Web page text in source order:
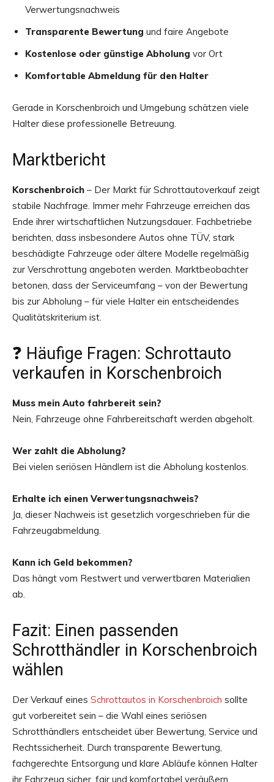
Verwertungsnachweis
Transparente Bewertung und faire Angebote
Kostenlose oder günstige Abholung vor Ort
Komfortable Abmeldung für den Halter
Gerade in Korschenbroich und Umgebung schätzen viele
Halter diese professionelle Betreuung.
Marktbericht
Korschenbroich – Der Markt für Schrottautoverkauf zeigt
stabile Nachfrage. Immer mehr Fahrzeuge erreichen das
Ende ihrer wirtschaftlichen Nutzungsdauer. Fachbetriebe
berichten, dass insbesondere Autos ohne TÜV, stark
beschädigte Fahrzeuge oder ältere Modelle regelmäßig
zur Verschrottung angeboten werden. Marktbeobachter
betonen, dass der Serviceumfang – von der Bewertung
bis zur Abholung – für viele Halter ein entscheidendes
Qualitätskriterium ist.
❓ Häufige Fragen: Schrottauto
verkaufen in Korschenbroich
Muss mein Auto fahrbereit sein?
Nein, Fahrzeuge ohne Fahrbereitschaft werden abgeholt.
Wer zahlt die Abholung?
Bei vielen seriösen Händlern ist die Abholung kostenlos.
Erhalte ich einen Verwertungsnachweis?
Ja, dieser Nachweis ist gesetzlich vorgeschrieben für die
Fahrzeugabmeldung.
Kann ich Geld bekommen?
Das hängt vom Restwert und verwertbaren Materialien
ab.
Fazit: Einen passenden
Schrotthändler in Korschenbroich
wählen
Der Verkauf eines Schrottautos in Korschenbroich sollte
gut vorbereitet sein – die Wahl eines seriösen
Schrotthändlers entscheidet über Bewertung, Service und
Rechtssicherheit. Durch transparente Bewertung,
fachgerechte Entsorgung und klare Abläufe können Halter
ihr Fahrzeug sicher, fair und komfortabel veräußern.